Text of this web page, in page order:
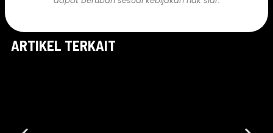
ARTIKEL TERKAIT